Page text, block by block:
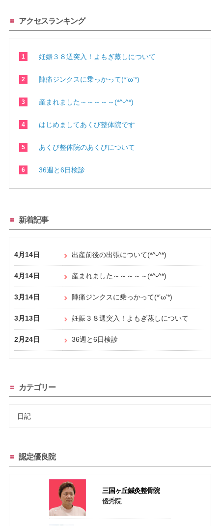
アクセスランキング
妊娠３８週突入！よもぎ蒸しについて
陣痛ジンクスに乗っかって(*’ω’*)
産まれました～～～～～(*^-^*)
はじめましてあくび整体院です
あくび整体院のあくびについて
36週と6日検診
新着記事
4月14日 出産前後の出張について(*^-^*)
4月14日 産まれました～～～～～(*^-^*)
3月14日 陣痛ジンクスに乗っかって(*’ω’*)
3月13日 妊娠３８週突入！よもぎ蒸しについて
2月24日 36週と6日検診
カテゴリー
日記
認定優良院
三国ヶ丘鍼灸整骨院
優秀院